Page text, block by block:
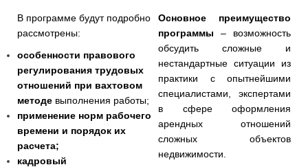
В программе будут подробно
рассмотрены:
особенности правового
регулирования трудовых
отношений при вахтовом
методе выполнения работы;
применение норм рабочего
времени и порядок их
расчета;
кадровый
Основное преимущество
программы – возможность
обсудить сложные и
нестандартные ситуации из
практики с опытнейшими
специалистами, экспертами
в сфере оформления
арендных отношений
сложных объектов
недвижимости.